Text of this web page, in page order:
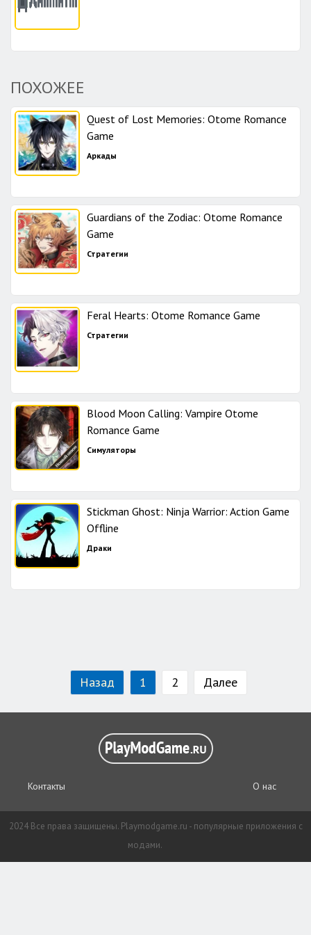
ПОХОЖЕЕ
Quest of Lost Memories: Otome Romance
Game
Аркады
Guardians of the Zodiac: Otome Romance
Game
Стратегии
Feral Hearts: Otome Romance Game
Стратегии
Blood Moon Calling: Vampire Otome
Romance Game
Симуляторы
Stickman Ghost: Ninja Warrior: Action Game
Offline
Драки
Назад 1 2 Далее
Контакты О нас
2024 Все права защищены. Playmodgame.ru - популярные приложения с
модами.